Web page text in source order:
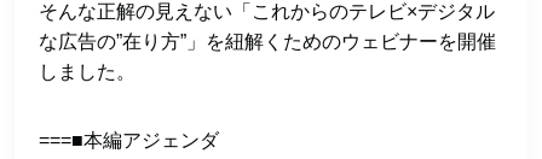
そんな正解の見えない「これからのテレビ×デジタル
な広告の”在り方”」を紐解くためのウェビナーを開催
しました。
===■本編アジェンダ